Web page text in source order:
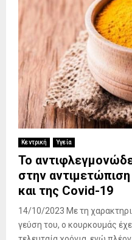
Κεντρική Υγεία
Το
στην
και της Covid-19
14/10/2023 Με τη
γεύση του, ο κουρκουμάς